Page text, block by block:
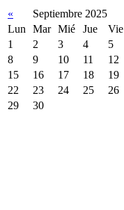
« Septiembre 2025
Lun
Mar Mié Jue Vie
1
2 3 4 5
8
9 10 11 12
15
16 17 18 19
22
23 24 25 26
29
30